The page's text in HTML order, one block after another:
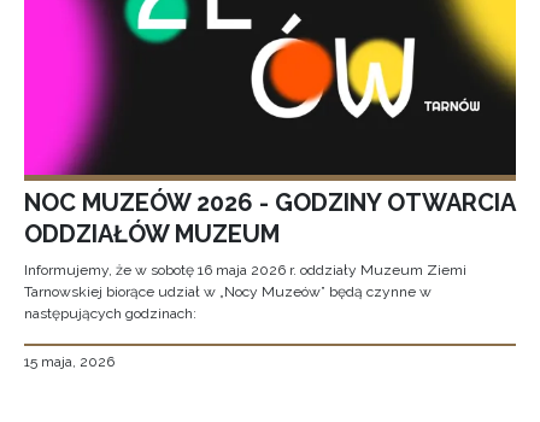
NOC MUZEÓW 2026 - GODZINY OTWARCIA
ODDZIAŁÓW MUZEUM
Informujemy, że w sobotę 16 maja 2026 r. oddziały Muzeum Ziemi
Tarnowskiej biorące udział w „Nocy Muzeów” będą czynne w
następujących godzinach:
15 maja, 2026